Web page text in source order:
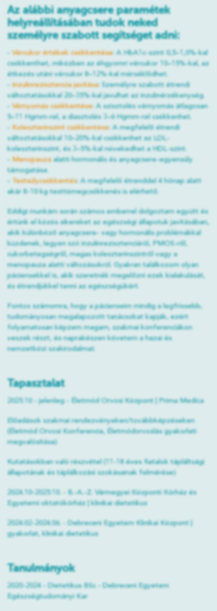
Az alábbi anyagcsere paramétek
helyreállításában tudok neked
személyre szabott segítséget adni:
-Vércukor értékek csökkentése: A HbA1c-szint 0,5–1,0%-kal
csökkenthet, miközben az éhgyomri vércukor 10–15%-kal, az
étkezés utáni vércukor 8–12%-kal mérséklődhet.
- Inzulinrezisztencia javítása: Személyre szabott étrendi
változtatásokkal 20–35%-kal javulhat az inzulinérzékenység.
-Vérnyomás csökkentése: A szisztolés vérnyomás átlagosan
5–11 Hgmm-rel, a diasztolés 3–6 Hgmm-rel csökkenhet.
- Koleszterinszint csökkentése: A megfelelő étrendi
változtatásokkal 10–20%-kal csökkenhet az LDL-
koleszterinszint, és 3–5%-kal növekedhet a HDL-szint.
- Menopauzaalatti hormonális és anyagcsere-egyensúly
támogatása.
- Testsúlycsökkentés: A megfelelő étrenddel 4 hónap alatt
akár 8-10 kg testtömegcsökkenés is elérhető.
Eddigi munkám során számos emberrel dolgoztam együtt és
értünk el közös sikereket az egészségi állapotuk javításában,
akik különböző anyagcsere- vagy hormonális problémákkal
küzdenek, legyen szó inzulinrezisztenciáról, PMOS-ről,
cukorbetegségről, magas koleszterinszintről vagy a
menopauza alatti változásokról. Gyakran találkozom olyan
páciensekkel is, akik szeretnék megelőzni ezek kialakulását,
és étrendjükkel tenni az egészségükért.
Fontos számomra, hogy a pácienseim mindig a legfrissebb,
tudományosan megalapozott tanácsokat kapják, ezért
folyamatosan képzem magam, szakmai konferenciákon
veszek részt, és naprakészen követem a hazai és
nemzetközi szakirodalmat.
Tapasztalat
2025.10 - jelenleg - Életmód Orvosi Központ | Prima Medica
Előadások szakmai rendezvényeken/továbbképzéseken
(Életmód Orvosi Konferencia, Életmódorvoslás gyakorlati
megvalósítása)
Kutatásokban való részvétel (11-18 éves fiatalok tápláltsági
állapotának és táplálkozási szokásainak felmérése)
2024.10-2025.10. - B.-A.-Z. Vármegyei Központi Kórház és
Egyetemi oktatókórház | klinikai dietetikus
2024.02-2024.06. - Debreceni Egyetem Klinikai Központ |
gyakorlat, klinikai dietetikus
Tanulmányok
2020-2024 - Dietetikus BSc - Debreceni Egyetem
Egészségtudományi Kar